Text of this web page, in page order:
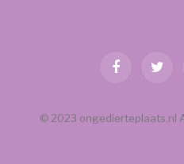
FacebookTwitter
© 2023 ongedierteplaats.nl